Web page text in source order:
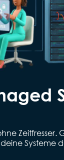
Systeme